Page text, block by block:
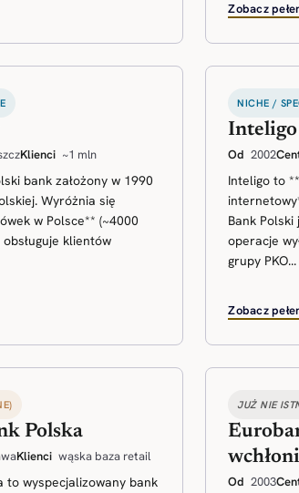
Zobacz
Klienci ~1 mln
bank założony w 1990
Wyróżnia się
w Polsce** (~4000
klientów
NICHE /
Inteligo
Od 2002
Inteligo to
Bank
operacje
grupy PKO...
Zobacz
Polska
Klienci wąska baza retail
to wyspecjalizowany bank
JUŻ NIE
Od 2003